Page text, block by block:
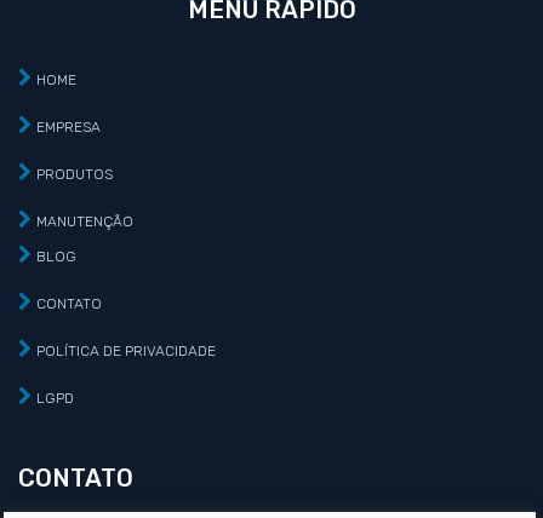
MENU RÁPIDO
HOME
EMPRESA
PRODUTOS
MANUTENÇÃO
BLOG
CONTATO
POLÍTICA DE PRIVACIDADE
LGPD
CONTATO